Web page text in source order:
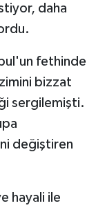
daha
fethinde
bizzat
sergilemişti.
değiştiren
hayali ile